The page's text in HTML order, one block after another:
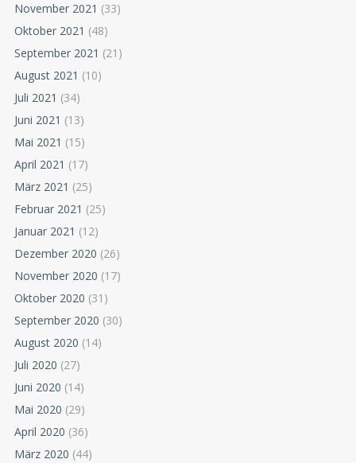
November 2021 (33)
Oktober 2021 (48)
September 2021 (21)
August 2021 (10)
Juli 2021 (34)
Juni 2021 (13)
Mai 2021 (15)
April 2021 (17)
März 2021 (25)
Februar 2021 (25)
Januar 2021 (12)
Dezember 2020 (26)
November 2020 (17)
Oktober 2020 (31)
September 2020 (30)
August 2020 (14)
Juli 2020 (27)
Juni 2020 (14)
Mai 2020 (29)
April 2020 (36)
März 2020 (44)